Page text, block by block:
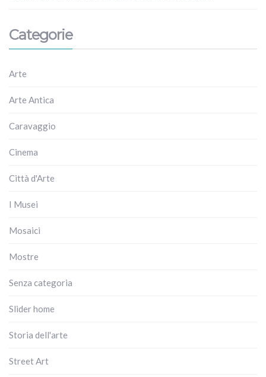
Categorie
Arte
Arte Antica
Caravaggio
Cinema
Città d'Arte
I Musei
Mosaici
Mostre
Senza categoria
Slider home
Storia dell'arte
Street Art